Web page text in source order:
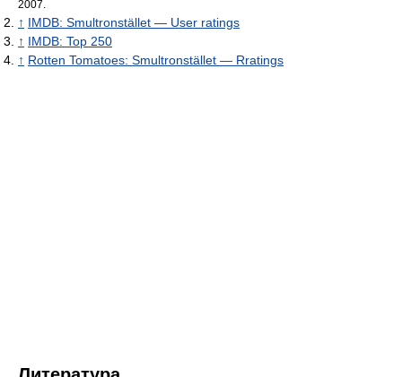
2007.
↑ IMDB: Smultronstället — User ratings
↑ IMDB: Top 250
↑ Rotten Tomatoes: Smultronstället — Rratings